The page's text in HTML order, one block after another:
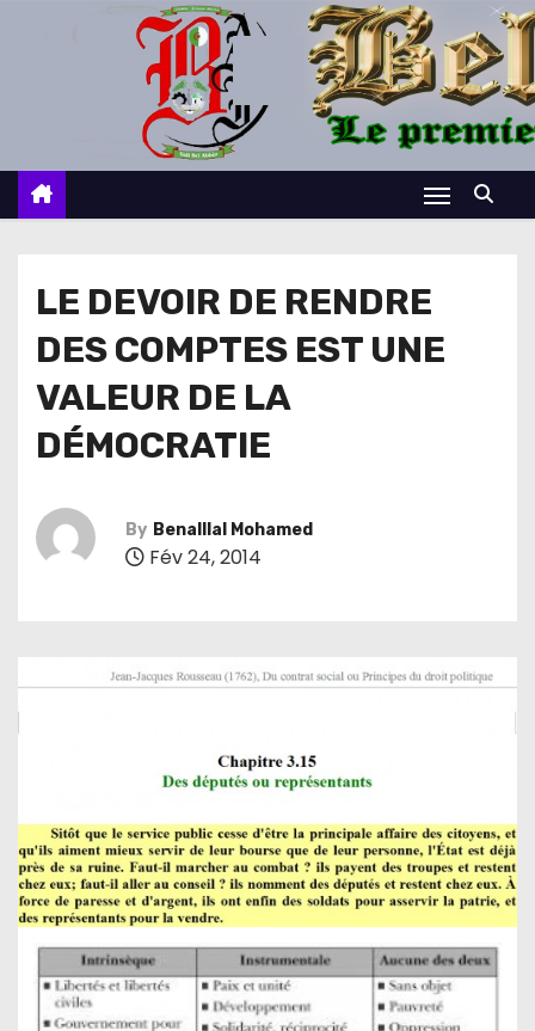
c
LE DEVOIR DE RENDRE
DES COMPTES EST UNE
VALEUR DE LA
DÉMOCRATIE
By Benalllal Mohamed
Fév 24, 2014